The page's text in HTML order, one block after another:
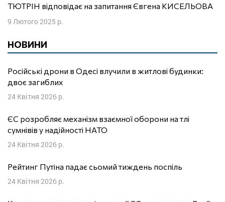
ТЮТРІН відповідає на запитання Євгена КИСЕЛЬОВА
9 Лютого 2025 р.
НОВИНИ
Російські дрони в Одесі влучили в житлові будинки:
двоє загиблих
24 Квітня 2026 р.
ЄС розробляє механізм взаємної оборони на тлі
сумнівів у надійності НАТО
24 Квітня 2026 р.
Рейтинг Путіна падає сьомий тиждень поспіль
24 Квітня 2026 р.